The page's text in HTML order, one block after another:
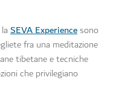
SEVA Experiencesono
fra una meditazione
tibetane e tecniche
che privilegiano